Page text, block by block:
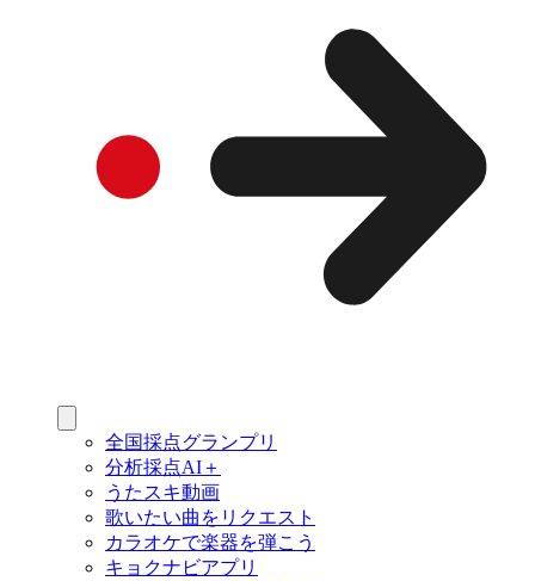
全国採点グランプリ
分析採点AI＋
うたスキ動画
歌いたい曲をリクエスト
カラオケで楽器を弾こう
キョクナビアプリ